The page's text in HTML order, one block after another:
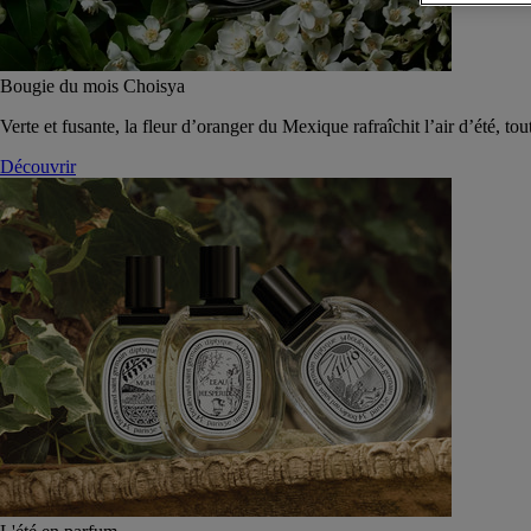
Bougie du mois Choisya
Verte et fusante, la fleur d’oranger du Mexique rafraîchit l’air d’été,
Découvrir